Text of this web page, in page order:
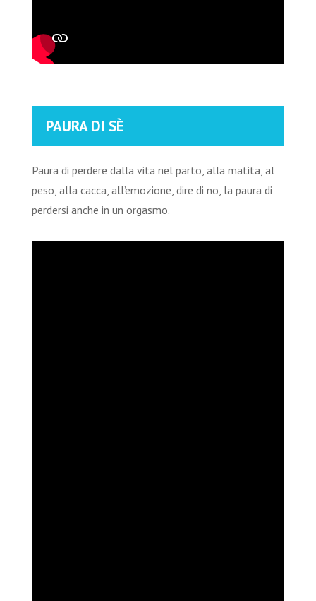
PAURA DI SÈ
Paura di perdere dalla vita nel parto, alla matita, al
peso, alla cacca, all’emozione, dire di no, la paura di
perdersi anche in un orgasmo.